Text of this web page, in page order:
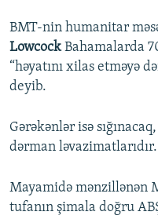
BMT-nin humanitar
LowcockBahamalarda
“həyatını xilas etməyə
deyib.
Gərəkənlər isə
dərman ləvazimatlarıdır.
Mayamidə mənzillənən
tufanın şimala doğru